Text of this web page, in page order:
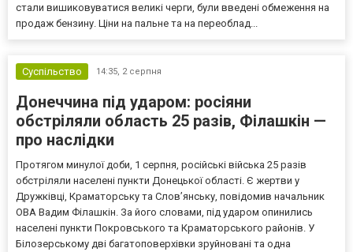
стали вишиковуватися великі черги, були введені обмеження на
продаж бензину. Ціни на пальне та на переоблад...
Суспільство 14:35, 2 серпня
Донеччина під ударом: росіяни
обстріляли область 25 разів, Філашкін —
про наслідки
Протягом минулої доби, 1 серпня, російські війська 25 разів
обстріляли населені пункти Донецької області. Є жертви у
Дружківці, Краматорську та Слов’янську, повідомив начальник
ОВА Вадим Філашкін. За його словами, під ударом опинились
населені пункти Покровського та Краматорського районів. У
Білозерському дві багатоповерхівки зруйновані та одна